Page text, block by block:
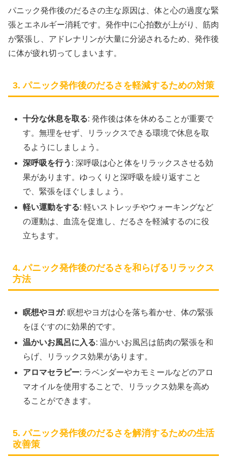
パニック発作後のだるさの主な原因は、体と心の過度な緊
張とエネルギー消耗です。発作中に心拍数が上がり、筋肉
が緊張し、アドレナリンが大量に分泌されるため、発作後
に体が疲れ切ってしまいます。
3. パニック発作後のだるさを軽減するための対策
十分な休息を取る: 発作後は体を休めることが重要で
す。無理をせず、リラックスできる環境で休息を取
るようにしましょう。
深呼吸を行う : 深呼吸は心と体をリラックスさせる効
果があります。ゆっくりと深呼吸を繰り返すこと
で、緊張をほぐしましょう。
軽い運動をする: 軽いストレッチやウォーキングなど
の運動は、血流を促進し、だるさを軽減するのに役
立ちます。
4. パニック発作後のだるさを和らげるリラックス
方法
瞑想やヨガ: 瞑想やヨガは心を落ち着かせ、体の緊張
をほぐすのに効果的です。
温かいお風呂に入る: 温かいお風呂は筋肉の緊張を和
らげ、リラックス効果があります。
アロマセラピー: ラベンダーやカモミールなどのアロ
マオイルを使用することで、リラックス効果を高め
ることができます。
5. パニック発作後のだるさを解消するための生活
改善策